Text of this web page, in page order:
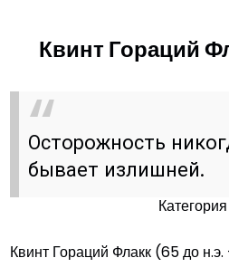
Квинт Гораций
Осторожность
бывает излишней.
Квинт Гораций Флакк (65 до